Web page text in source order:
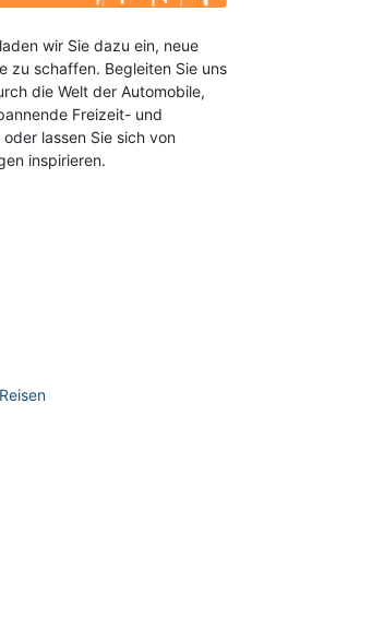
wir Sie dazu ein, neue
zu schaffen. Begleiten Sie uns
die Welt der Automobile,
Freizeit- und
lassen Sie sich von
inspirieren.